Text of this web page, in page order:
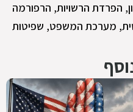
, הפרדת הרשויות, הרפורמה
, מערכת המשפט, שפיטות